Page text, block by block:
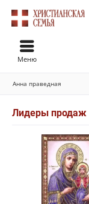
Меню
Анна праведная
Лидеры продаж